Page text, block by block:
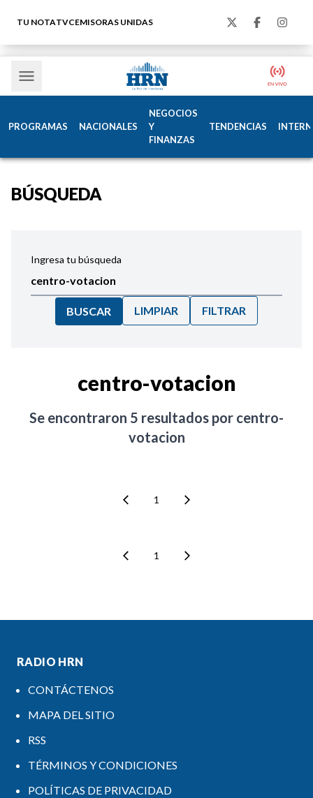
TU NOTATVCEMISORAS UNIDAS
PROGRAMAS NACIONALES
NEGOCIOS
Y
FINANZAS
TENDENCIAS
BÚSQUEDA
Ingresa tu búsqueda
BUSCAR LIMPIAR FILTRAR
centro-votacion
Se encontraron 5 resultados por centro-
votacion
1
1
RADIO HRN
CONTÁCTENOS
MAPA DEL SITIO
RSS
TÉRMINOS Y CONDICIONES
POLÍTICAS DE PRIVACIDAD